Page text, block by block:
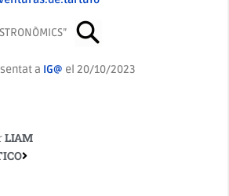
a IG@ el 20/10/2023
LIAM